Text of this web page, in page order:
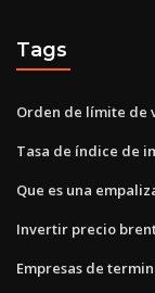
Tags
Orden de límite de
Tasa de índice de
Que es una
Invertir precio
Empresas de